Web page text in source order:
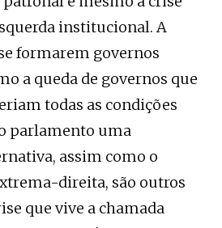
institucional. A
formarem governos
a queda de governos que
todas as condições
parlamento uma
assim como o
direita, são outros
que vive a chamada